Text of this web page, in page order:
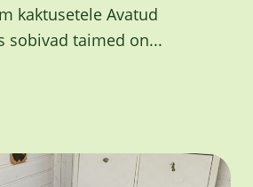
kaktusetele Avatud
sobivad taimed on...